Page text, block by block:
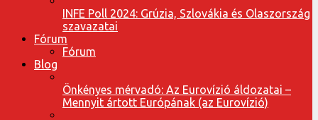
INFE Poll 2024: Grúzia, Szlovákia és Olaszország
szavazatai
Fórum
Fórum
Blog
Önkényes mérvadó: Az Eurovízió áldozatai –
Mennyit ártott Európának (az Eurovízió)